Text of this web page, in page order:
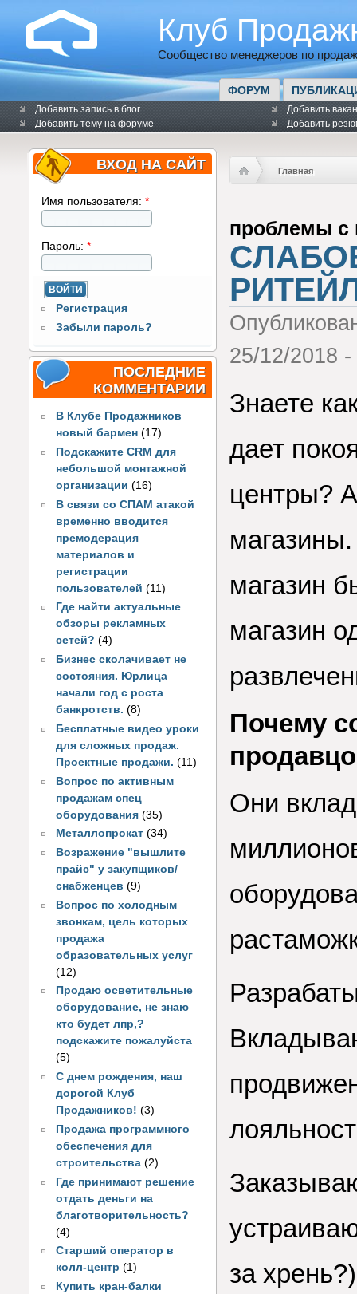
Клуб
Сообщество менеджеров по
ФОРУМ
Добавить запись в блог
Добавить тему на форуме
Добавить
Добавить
ВХОД НА САЙТ
Имя пользователя: *
Пароль: *
Регистрация
Забыли пароль?
ПОСЛЕДНИЕ
КОММЕНТАРИИ
В Клубе Продажников
новый бармен (17)
Подскажите CRM для
небольшой монтажной
организации (16)
В связи со СПАМ атакой
временно вводится
премодерация
материалов и
регистрации
пользователей(11)
Где найти актуальные
обзоры рекламных
сетей? (4)
Бизнес сколачивает не
состояния. Юрлица
начали год с роста
банкротств. (8)
Бесплатные видео уроки
для сложных продаж.
Проектные продажи. (11)
Вопрос по активным
продажам спец
оборудования (35)
Металлопрокат (34)
Возражение "вышлите
прайс" у закупщиков/
снабженцев (9)
Вопрос по холодным
звонкам, цель которых
продажа
образовательных услуг
(12)
Продаю осветительные
оборудование, не знаю
кто будет лпр,?
подскажите пожалуйста
(5)
С днем рождения, наш
дорогой Клуб
Продажников! (3)
Продажа программного
обеспечения для
строительства (2)
Где принимают решение
отдать деньги на
благотворительность?
(4)
Старший оператор в
колл-центр (1)
Купить кран-балки
Главная
проблемы с
25/12/2018
Знаете
дает
центры?
магазин
магазин
Почему
Они
за